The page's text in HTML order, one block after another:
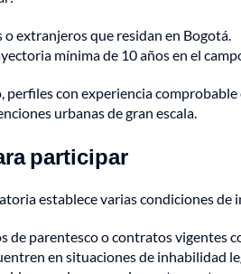
extranjeros que residan en Bogotá.
mínima de 10 años en el
perfiles con experiencia
urbanas de gran escala.
participar
establece varias condiciones
de parentesco o contratos vigentes
en situaciones de inhabilidad